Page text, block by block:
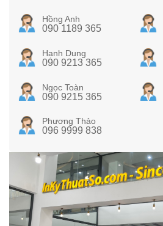
Hồng Anh
090 1189 365
Hạnh Dung
090 9213 365
Ngọc Toàn
090 9215 365
Phương Thảo
096 9999 838